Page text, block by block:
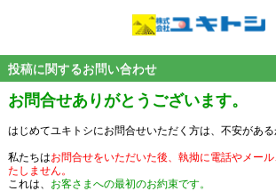
投稿に関するお問い合わせ
お問合せありがとうございます。
はじめてユキトシにお問合せいただく方は、不安がある
私たちはお問合せをいただいた後、執拗に電話やメー
たしません。
これは、 お客さまへの最初のお約束です。